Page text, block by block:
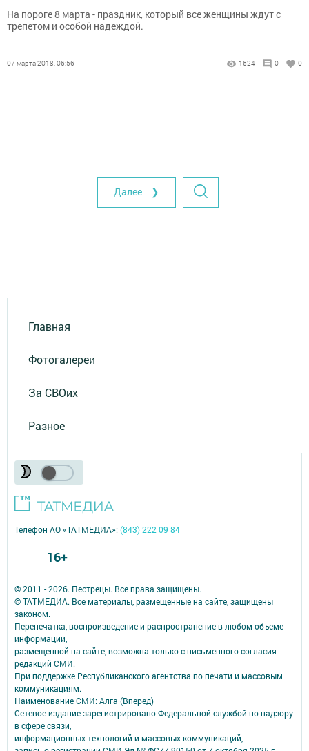
На пороге 8 марта - праздник, который все женщины ждут с
трепетом и особой надеждой.
07 марта 2018, 06:56 1624 0 0
Далее ❯
Главная
Фотогалереи
За СВОих
Разное
© 2011 - 2026. Пестрецы. Все права защищены.
© ТАТМЕДИА. Все материалы, размещенные на сайте, защищены
законом.
Перепечатка, воспроизведение и распространение в любом объеме
информации,
размещенной на сайте, возможна только с письменного согласия
редакций СМИ.
При поддержке Республиканского агентства по печати и массовым
коммуникациям.
Наименование СМИ: Алга (Вперед)
Сетевое издание зарегистрировано Федеральной службой по надзору
в сфере связи,
информационных технологий и массовых коммуникаций,
Телефон АО «ТАТМЕДИА»:(843) 222 09 84
16+